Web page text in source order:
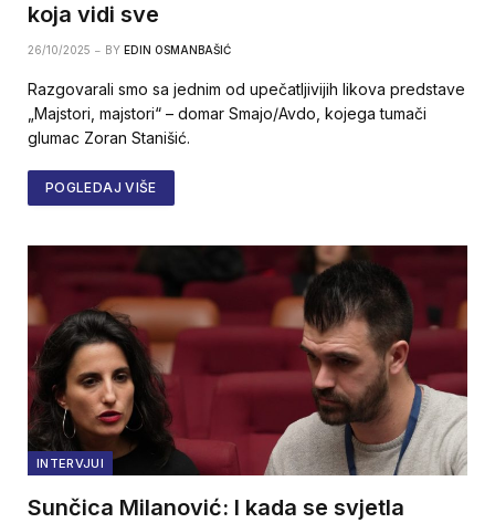
koja vidi sve
26/10/2025 BY EDIN OSMANBAŠIĆ
Razgovarali smo sa jednim od upečatljivijih likova predstave
„Majstori, majstori“ – domar Smajo/Avdo, kojega tumači
glumac Zoran Stanišić.
POGLEDAJ VIŠE
INTERVJUI
Sunčica Milanović: I kada se svjetla